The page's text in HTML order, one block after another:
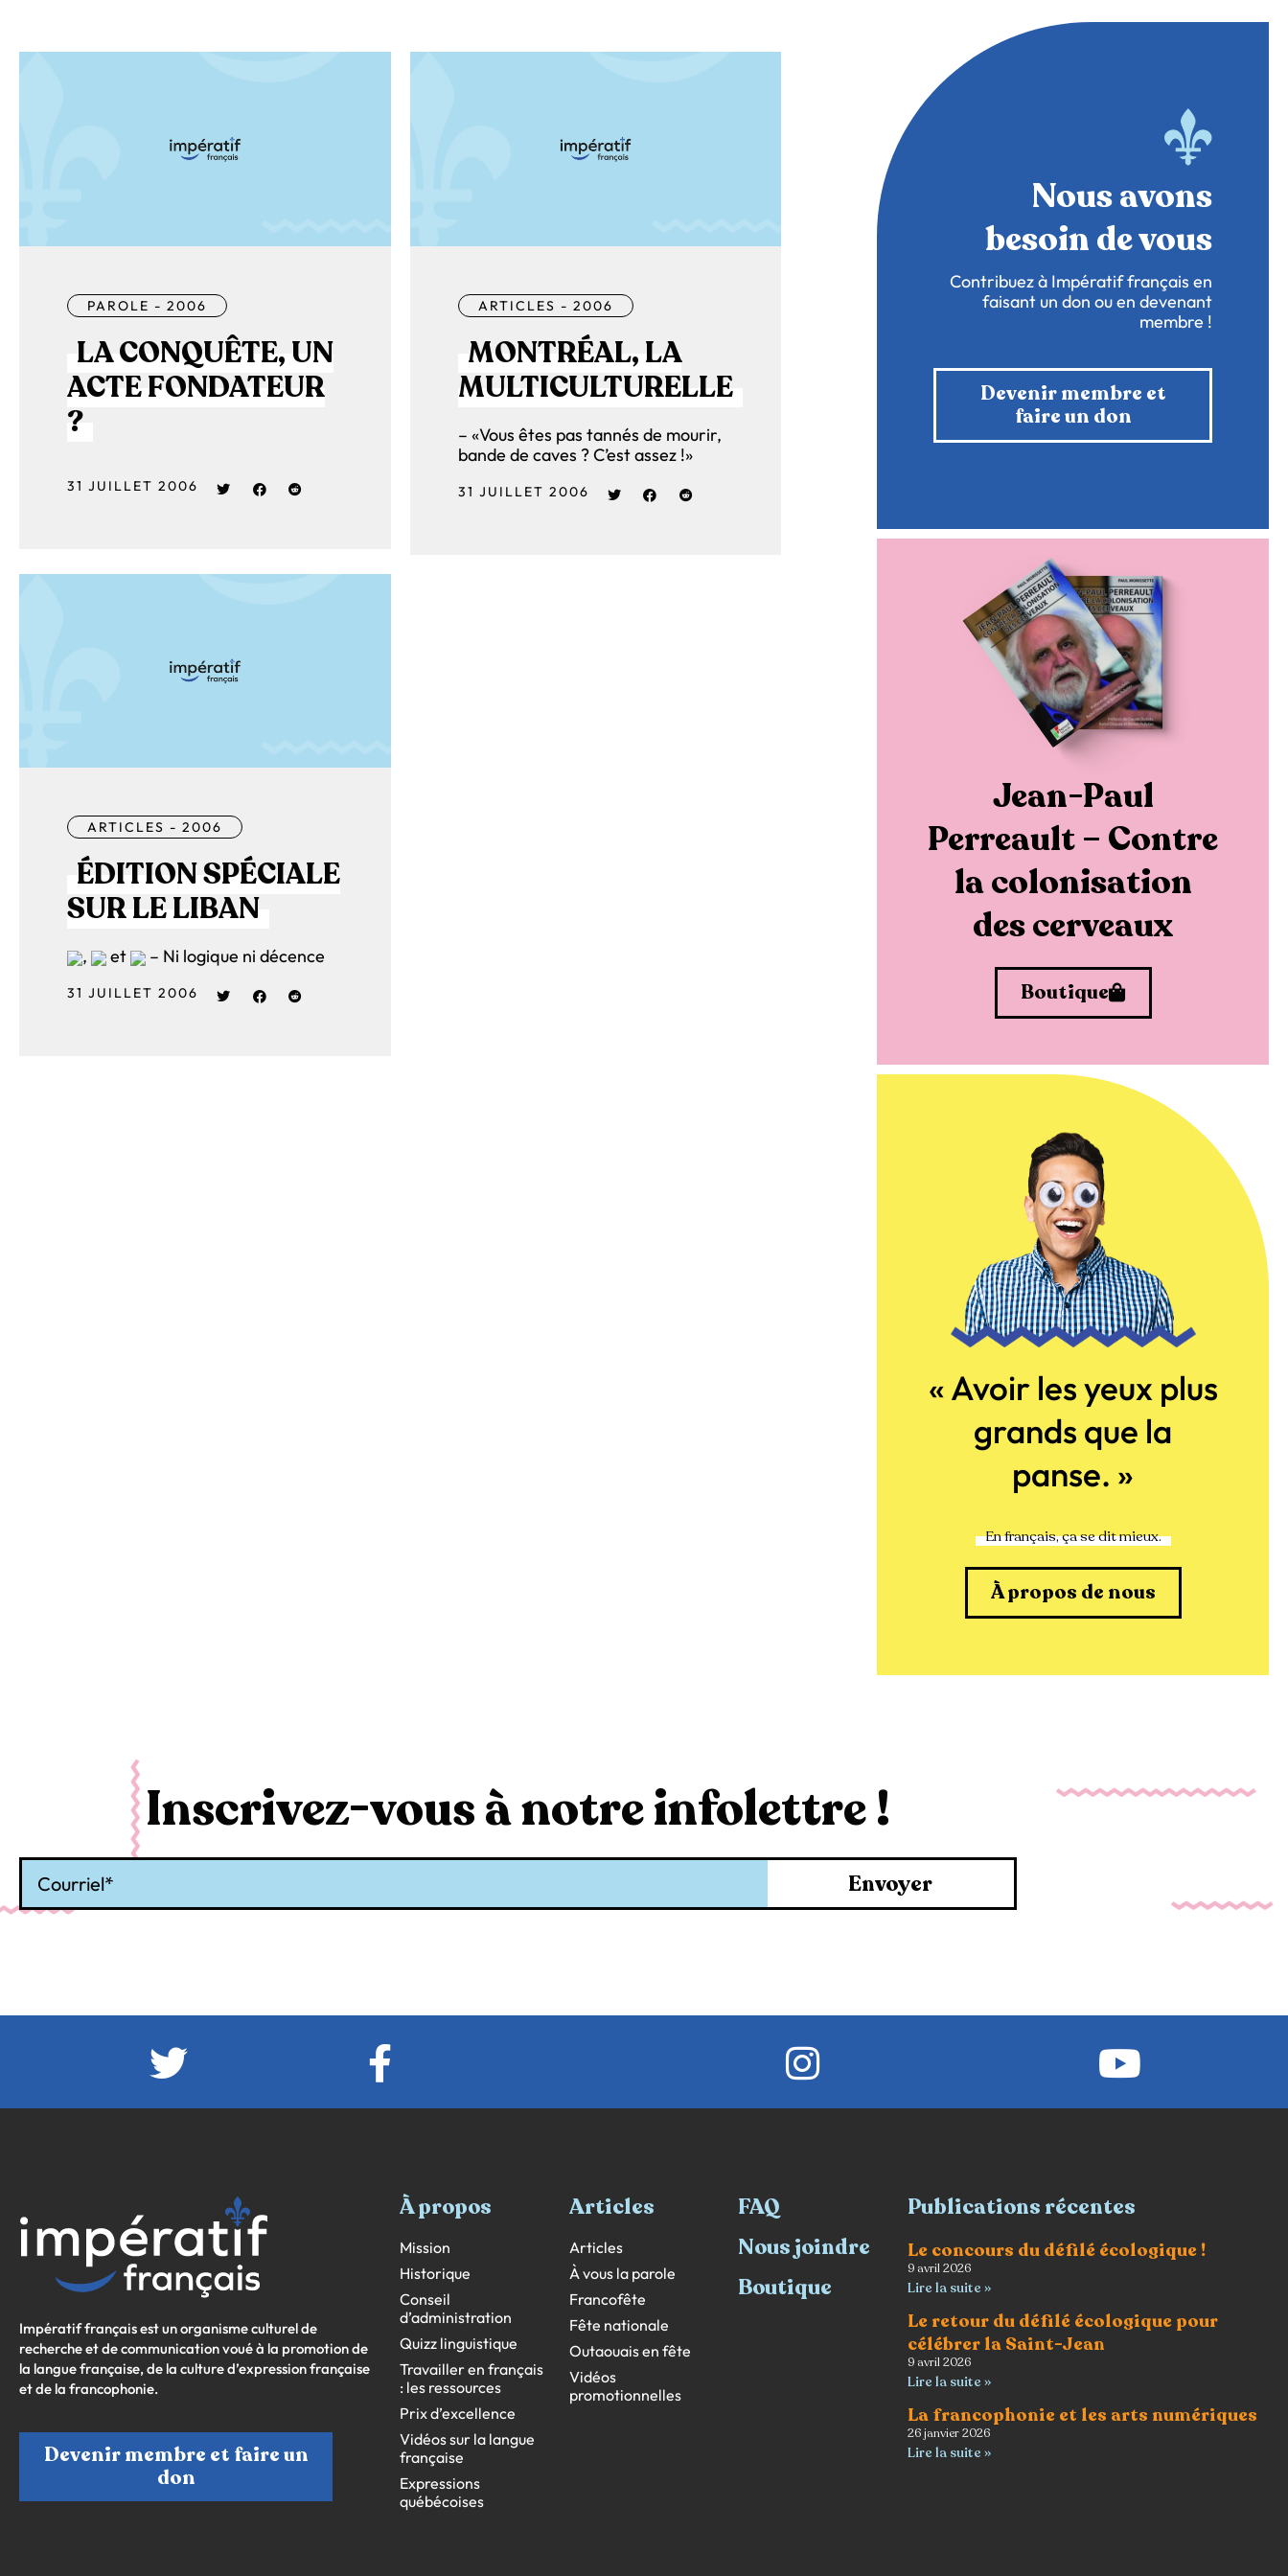
PAROLE - 2006
LA CONQUÊTE, UN
ACTE FONDATEUR
?
31 JUILLET 2006
ARTICLES - 2006
MONTRÉAL, LA
MULTICULTURELLE
– «Vous êtes pas tannés de mourir,
bande de caves ? C’est assez !»
31 JUILLET 2006
ARTICLES - 2006
ÉDITION SPÉCIALE
SUR LE LIBAN
, et – Ni logique ni décence
31 JUILLET 2006
Nous avons
besoin de vous
Contribuez à Impératif français en
faisant un don ou en devenant
membre !
Devenir membre et
faire un don
Jean-Paul
Perreault – Contre
la colonisation
des cerveaux
Boutique
« Avoir les yeux plus
grands que la
panse. »
En français, ça se dit mieux.
À propos de nous
Inscrivez-vous à notre infolettre !
Envoyer
Impératif français est un organisme culturel de
recherche et de communication voué à la promotion de
la langue française, de la culture d’expression française
et de la francophonie.
Devenir membre et faire un
don
À propos
Mission
Historique
Conseil
d’administration
Quizz linguistique
Travailler en français
: les ressources
Prix d’excellence
Vidéos sur la langue
française
Expressions
québécoises
Articles
Articles
À vous la parole
Francofête
Fête nationale
Outaouais en fête
Vidéos
promotionnelles
FAQ
Nous joindre
Boutique
Publications récentes
Le concours du défilé écologique !
9 avril 2026
Lire la suite »
Le retour du défilé écologique pour
célébrer la Saint-Jean
9 avril 2026
Lire la suite »
La francophonie et les arts numériques
26 janvier 2026
Lire la suite »